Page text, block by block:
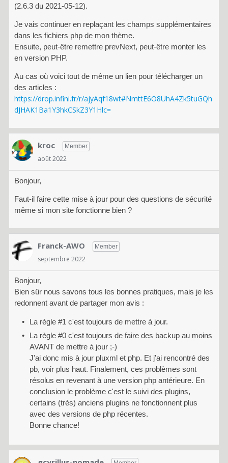
(2.6.3 du 2021-05-12).
Je vais continuer en replaçant les champs supplémentaires
dans les fichiers php de mon thème.
Ensuite, peut-être remettre prevNext, peut-être monter les
en version PHP.
Au cas où voici tout de même un lien pour télécharger un
des articles :
https://drop.infini.fr/r/ajyAqf18wt#NmttE6O8UhA4Zk5tuGQh
dJHAK1Ba1Y3hkCSkZ3Y1Hlc=
kroc Member
août 2022
Bonjour,
Faut-il faire cette mise à jour pour des questions de sécurité
même si mon site fonctionne bien ?
Franck-AWO Member
septembre 2022
Bonjour,
Bien sûr nous savons tous les bonnes pratiques, mais je les
redonnent avant de partager mon avis :
La règle #1 c'est toujours de mettre à jour.
La règle #0 c'est toujours de faire des backup au moins
AVANT de mettre à jour ;-)
J'ai donc mis à jour pluxml et php. Et j'ai rencontré des
pb, voir plus haut. Finalement, ces problèmes sont
résolus en revenant à une version php antérieure. En
conclusion le problème c'est le suivi des plugins,
certains (très) anciens plugins ne fonctionnent plus
avec des versions de php récentes.
Bonne chance!